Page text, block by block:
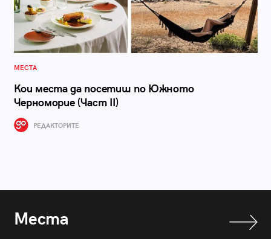
МЕСТА
Кои места да посетиш по Южното
Черноморие (Част II)
РЕДАКТОРИТЕ
Места